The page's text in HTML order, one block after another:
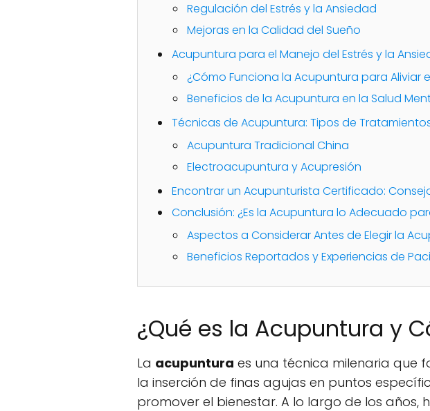
Regulación del Estrés y la Ansiedad
Mejoras en la Calidad del Sueño
Acupuntura para el Manejo del Estrés y la
¿Cómo Funciona la Acupuntura para Aliviar
Beneficios de la Acupuntura en la Salud
Técnicas de Acupuntura: Tipos de
Acupuntura Tradicional China
Electroacupuntura y Acupresión
Encontrar un Acupunturista Certificado:
Conclusión: ¿Es la Acupuntura lo Adecuado
Aspectos a Considerar Antes de Elegir la
Beneficios Reportados y Experiencias de
¿Qué es la Acupuntura y
La acupuntura es una técnica milenaria que
la inserción de finas agujas en puntos
promover el bienestar. A lo largo de los